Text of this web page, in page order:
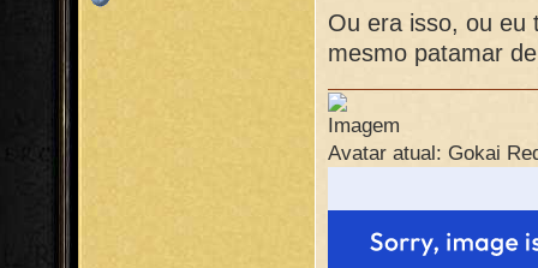
Ou era isso, ou eu
mesmo patamar
Avatar atual: Gokai